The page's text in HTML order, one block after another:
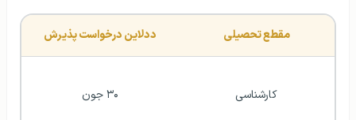
مقطع تحصیلی ددلاین درخواست پذیرش
کارشناسی ۳۰ جون